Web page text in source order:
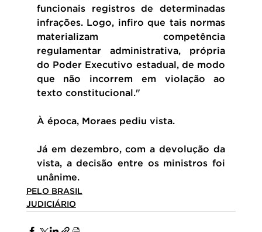
funcionais registros de determinadas
infrações. Logo, infiro que tais normas
materializam competência
regulamentar administrativa, própria
do Poder Executivo estadual, de modo
que não incorrem em violação ao
texto constitucional."
À época, Moraes pediu vista.
Já em dezembro, com a devolução da
vista, a decisão entre os ministros foi
unânime.
PELO BRASIL
JUDICIÁRIO